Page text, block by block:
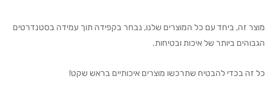
מוצר זה, ביחד עם כל המוצרים שלנו, נבחר בקפידה תוך עמידה בסטנדרטים
הגבוהים ביותר של איכות ובטיחות.
כל זה בכדי להבטיח שתרכשו מוצרים איכותיים בראש שקט!